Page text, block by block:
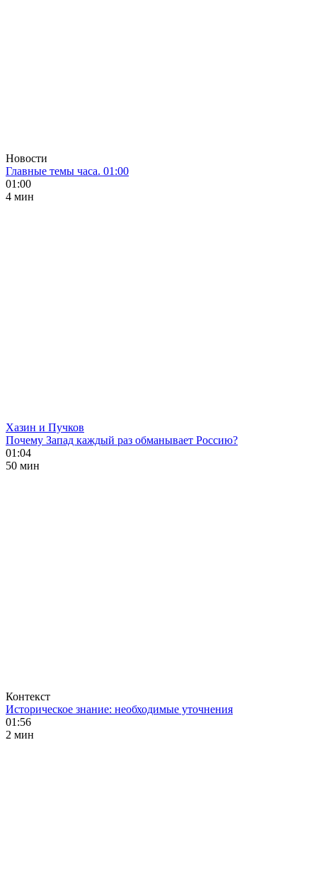
Новости
Главные темы часа. 01:00
01:00
4 мин
Хазин и Пучков
Почему Запад каждый раз обманывает Россию?
01:04
50 мин
Контекст
Историческое знание: необходимые уточнения
01:56
2 мин